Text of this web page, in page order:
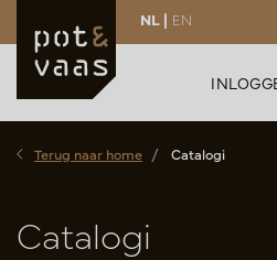
NL | EN
Terug naar home Catalogi
Catalogi